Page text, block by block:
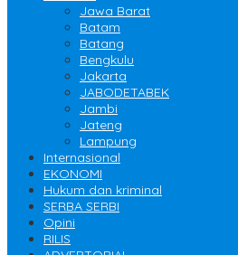
Jawa Barat
Batam
Batang
Bengkulu
Jakarta
JABODETABEK
Jambi
Jateng
Lampung
Internasional
EKONOMI
Hukum dan kriminal
SERBA SERBI
Opini
RILIS